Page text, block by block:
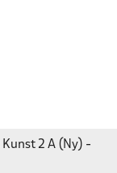
Kunst 2 A (Ny) -